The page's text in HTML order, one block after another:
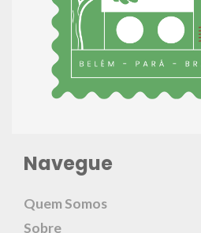
Navegue
Quem Somos
Sobre